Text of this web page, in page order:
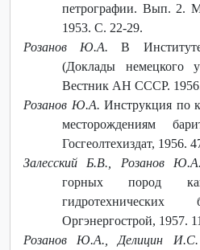
петрографии. Вып.
1953. С. 22-29.
Розанов Ю.А.В
(Доклады немецкого
Вестник АН СССР.
Розанов Ю.А. Инструкция по
месторождениям
Госгеолтехиздат, 1956.
Залесский Б.В., Розанов
горных пород
Оргэнергострой, 1957.
Розанов Ю.А., Делицин